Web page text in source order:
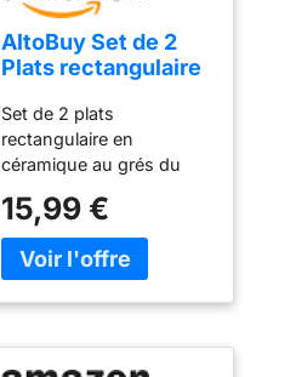
AltoBuy Set de 2
Plats rectangulaire
grés du Temps Bleu
(22x10cm) - Galet
Set de 2 plats
rectangulaire en
céramique au grés du
Raffinement et
authenticité pour vos
plus belles présentations
Leur forme rectangulaire
fine et moderne met en
15,99 €